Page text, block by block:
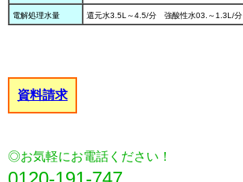
電解処理水量 還元水3.5L～4.5/分 強酸性水03.～1.3L/分
資料請求
◎お気軽にお電話ください！